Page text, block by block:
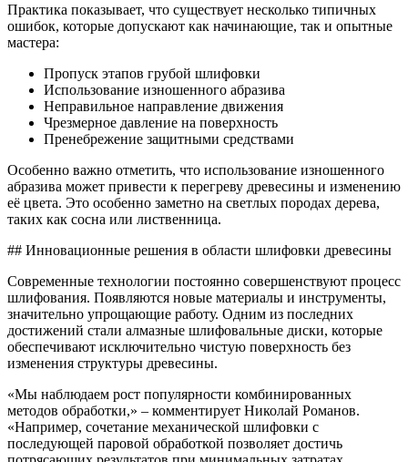
Практика показывает, что существует несколько типичных
ошибок, которые допускают как начинающие, так и опытные
мастера:
Пропуск этапов грубой шлифовки
Использование изношенного абразива
Неправильное направление движения
Чрезмерное давление на поверхность
Пренебрежение защитными средствами
Особенно важно отметить, что использование изношенного
абразива может привести к перегреву древесины и изменению
её цвета. Это особенно заметно на светлых породах дерева,
таких как сосна или лиственница.
## Инновационные решения в области шлифовки древесины
Современные технологии постоянно совершенствуют процесс
шлифования. Появляются новые материалы и инструменты,
значительно упрощающие работу. Одним из последних
достижений стали алмазные шлифовальные диски, которые
обеспечивают исключительно чистую поверхность без
изменения структуры древесины.
«Мы наблюдаем рост популярности комбинированных
методов обработки,» – комментирует Николай Романов.
«Например, сочетание механической шлифовки с
последующей паровой обработкой позволяет достичь